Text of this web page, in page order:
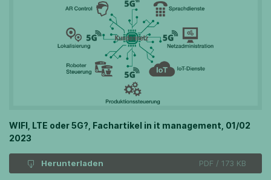
WIFI, LTE oder 5G?, Fachartikel in it management, 01/02
2023
Herunterladen PDF / 173 KB